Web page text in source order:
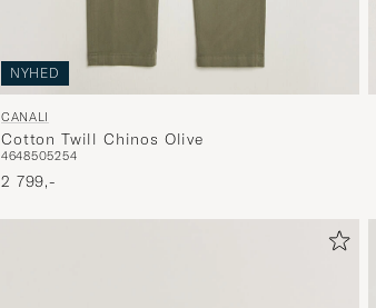
NYHED
CANALI
Cotton Twill Chinos Olive
4648505254
2 799,-